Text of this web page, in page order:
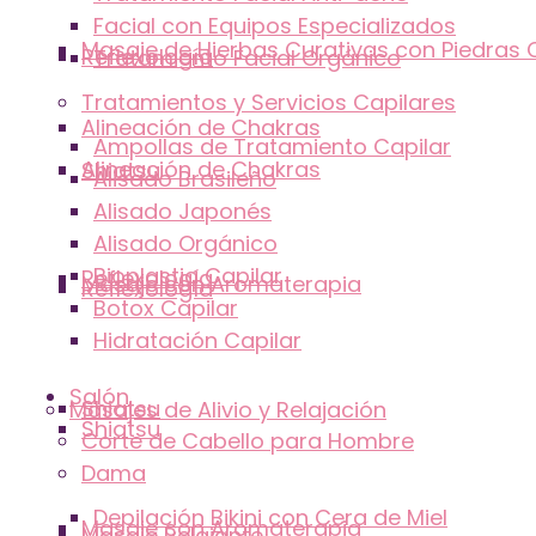
Alineación de Chakras
Reflexología
Shiatsu
Reflexología
Shiatsu
Masaje con Aromaterapia
Masajes de Alivio y Relajación
Masaje de Hierbas Curativas con Piedras
Alineación de Chakras
Reflexología
Shiatsu
Masaje con Aromaterapia
Facial con Equipos Especializados
Tratamiento Facial Orgánico
Tratamientos y Servicios Capilares
Ampollas de Tratamiento Capilar
Alisado Brasileño
Alisado Japonés
Alisado Orgánico
Bioplastia Capilar
Botox Capilar
Hidratación Capilar
Salón
Corte de Cabello para Hombre
Dama
Depilación Bikini con Cera de Miel